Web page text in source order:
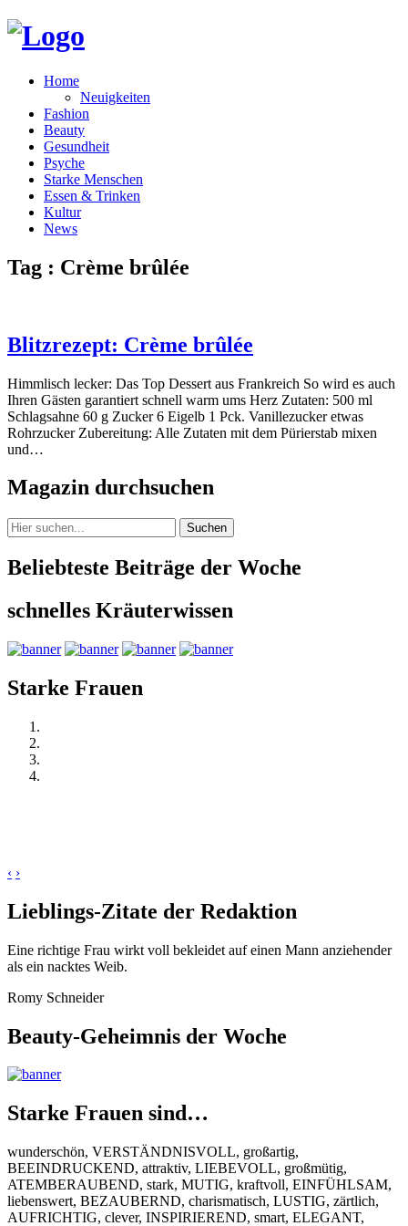
Home
Neuigkeiten
Fashion
Beauty
Gesundheit
Psyche
Starke Menschen
Essen & Trinken
Kultur
News
Tag : Crème brûlée
Blitzrezept: Crème brûlée
Himmlisch lecker: Das Top Dessert aus Frankreich So wird es auch
Ihren Gästen garantiert schnell warm ums Herz Zutaten: 500 ml
Schlagsahne 60 g Zucker 6 Eigelb 1 Pck. Vanillezucker etwas
Rohrzucker Zubereitung: Alle Zutaten mit dem Pürierstab mixen
und…
Magazin durchsuchen
Suchen
Beliebteste Beiträge der Woche
schnelles Kräuterwissen
Starke Frauen
‹ ›
Lieblings-Zitate der Redaktion
Eine richtige Frau wirkt voll bekleidet auf einen Mann anziehender
als ein nacktes Weib.
Romy Schneider
Beauty-Geheimnis der Woche
Starke Frauen sind…
wunderschön, VERSTÄNDNISVOLL, großartig,
BEEINDRUCKEND, attraktiv, LIEBEVOLL, großmütig,
ATEMBERAUBEND, stark, MUTIG, kraftvoll, EINFÜHLSAM,
liebenswert, BEZAUBERND, charismatisch, LUSTIG, zärtlich,
AUFRICHTIG, clever, INSPIRIEREND, smart, ELEGANT,